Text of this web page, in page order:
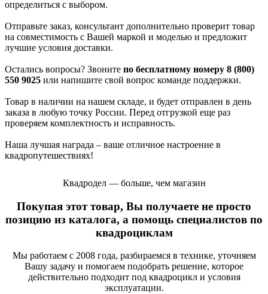
определиться с выбором.
Отправьте заказ, консультант дополнительно проверит товар
на совместимость с Вашей маркой и моделью и предложит
лучшие условия доставки.
Остались вопросы? Звоните по бесплатному номеру 8 (800)
550 9025 или напишите свой вопрос команде поддержки.
Товар в наличии на нашем складе, и будет отправлен в день
заказа в любую точку России. Перед отгрузкой еще раз
проверяем комплектность и исправность.
Наша лучшая награда – ваше отличное настроение в
квадропутешествиях!
Квадродел — больше, чем магазин
Покупая этот товар, Вы получаете не просто
позицию из каталога, а помощь специалистов по
квадроциклам
Мы работаем с 2008 года, разбираемся в технике, уточняем
Вашу задачу и помогаем подобрать решение, которое
действительно подходит под квадроцикл и условия
эксплуатации.